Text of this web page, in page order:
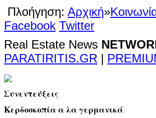
Πλοήγηση: Αρχική»
Facebook Twitter
Real Estate News
PARATIRITIS.GR |
Συνεντεύξεις
Κερδοσκοπία α λα γερμανικά